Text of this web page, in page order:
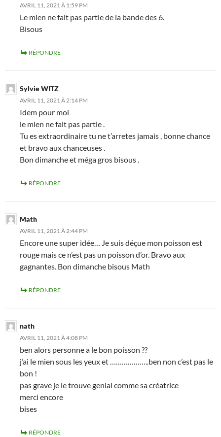
AVRIL 11, 2021 À 1:59 PM
Le mien ne fait pas partie de la bande des 6.
Bisous
RÉPONDRE
Sylvie WITZ
AVRIL 11, 2021 À 2:14 PM
Idem pour moi
le mien ne fait pas partie .
Tu es extraordinaire tu ne t’arretes jamais , bonne chance
et bravo aux chanceuses .
Bon dimanche et méga gros bisous .
RÉPONDRE
Math
AVRIL 11, 2021 À 2:44 PM
Encore une super idée… Je suis déçue mon poisson est
rouge mais ce n’est pas un poisson d’or. Bravo aux
gagnantes. Bon dimanche bisous Math
RÉPONDRE
nath
AVRIL 11, 2021 À 4:08 PM
ben alors personne a le bon poisson ??
j’ai le mien sous les yeux et ………………..ben non c’est pas le
bon !
pas grave je le trouve genial comme sa créatrice
merci encore
bises
RÉPONDRE